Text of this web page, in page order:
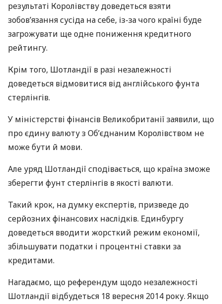
результаті Королівству доведеться взяти
зобов’язання сусіда на себе, із-за чого країні буде
загрожувати ще одне пониження кредитного
рейтингу.
Крім того, Шотландії в разі незалежності
доведеться відмовитися від англійського фунта
стерлінгів.
У міністерстві фінансів Великобританії заявили, що
про єдину валюту з Об’єднаним Королівством не
може бути й мови.
Але уряд Шотландії сподівається, що країна зможе
зберегти фунт стерлінгів в якості валюти.
Такий крок, на думку експертів, призведе до
серйозних фінансових наслідків. Единбургу
доведеться вводити жорсткий режим економії,
збільшувати податки і процентні ставки за
кредитами.
Нагадаємо, що референдум щодо незалежності
Шотландії відбудеться 18 вересня 2014 року. Якщо